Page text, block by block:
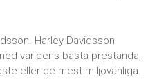
Harley-Davidsson
världens bästa prestanda,
eller de mest miljövänliga.